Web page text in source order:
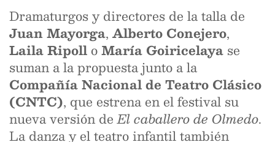
Dramaturgos y directores de la talla de
Juan Mayorga, Alberto Conejero,
Laila Ripoll oMaría Goiricelaya se
suman a la propuesta junto a la
Compañía Nacional de Teatro Clásico
(CNTC), que estrena en el festival su
nueva versión deEl caballero de Olmedo.
La danza y el teatro infantil también